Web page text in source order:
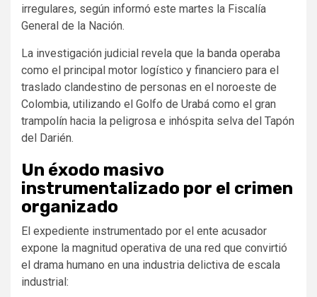
irregulares, según informó este martes la Fiscalía
General de la Nación.
La investigación judicial revela que la banda operaba
como el principal motor logístico y financiero para el
traslado clandestino de personas en el noroeste de
Colombia, utilizando el Golfo de Urabá como el gran
trampolín hacia la peligrosa e inhóspita selva del Tapón
del Darién.
Un éxodo masivo
instrumentalizado por el crimen
organizado
El expediente instrumentado por el ente acusador
expone la magnitud operativa de una red que convirtió
el drama humano en una industria delictiva de escala
industrial: